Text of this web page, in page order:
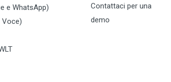
e WhatsApp)
Voce)
Contattaci per una
demo